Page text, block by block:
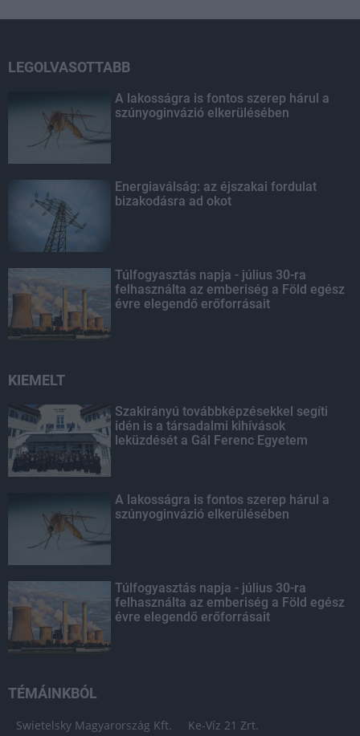
LEGOLVASOTTABB
A lakosságra is fontos szerep hárul a
szúnyoginvázió elkerülésében
Energiaválság: az éjszakai fordulat
bizakodásra ad okot
Túlfogyasztás napja - július 30-ra
felhasználta az emberiség a Föld egész
évre elegendő erőforrásait
KIEMELT
Szakirányú továbbképzésekkel segíti
idén is a társadalmi kihívások
leküzdését a Gál Ferenc Egyetem
A lakosságra is fontos szerep hárul a
szúnyoginvázió elkerülésében
Túlfogyasztás napja - július 30-ra
felhasználta az emberiség a Föld egész
évre elegendő erőforrásait
TÉMÁINKBÓL
Swietelsky Magyarország Kft. Ke-Víz 21 Zrt.